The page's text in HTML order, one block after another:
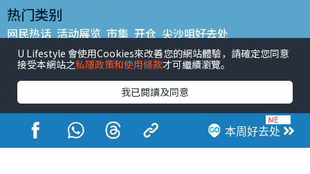
本周好去处
热门类别
网民热话 活动展览 市集 开仓 尖沙咀好去处
铜锣湾好去处 元朗好去处 荃湾好去处 旺角好去处 社会
餐厅情报 户外郊游
热门标签
#UGO揾好去处 #人气活动推介 #美食社群热话
#亲子玩乐好去处
#ULifestyle应用程式
#限时抢
#UJetso礼物放送
#ULifestyle商户中心 #著数 #网络热话
U Lifestyle 會使用Cookies來改善您的網站體驗，請確定您同意
接受本網站之私隱政策和使用條款才可繼續瀏覽。
我已閱讀及同意